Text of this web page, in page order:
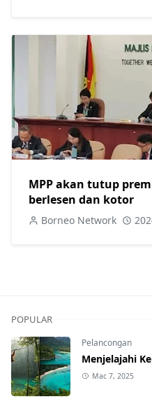
MPP akan tutup
berlesen dan kotor
Borneo Network
POPULAR
Pelancongan
Menjelajahi
Mac 7, 2025